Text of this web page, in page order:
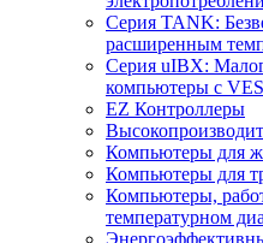
Серия TANK:
расширенным
Серия uIBX:
компьютеры с
EZ Контроллеры
Компьютеры для
Компьютеры для
Компьютеры,
температурном